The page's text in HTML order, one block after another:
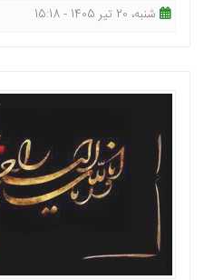
شنبه، 20 تیر 1405 - 15:18